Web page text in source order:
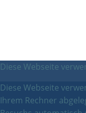
Diese Webseite
Diese Webseite
Ihrem Rechner